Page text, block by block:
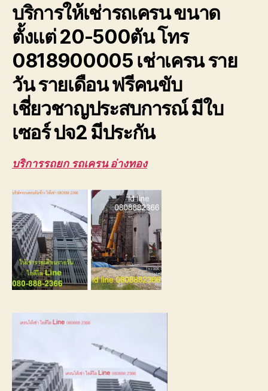
หลังคา
โรงงาน
ขนส่ง
เสีย
บริการให้เช่ารถเครน ขนาด
ตั้งแต่ 20-500ตัน โทร
0818900005 เช่าเครน ราย
วัน รายเดือน ฟรีคนขับ
เชี่ยวชาญประสบการณ์ มีใบ
เซอร์ ปจ2 มีประกัน
บริการรถยก รถเครน อ่างทอง